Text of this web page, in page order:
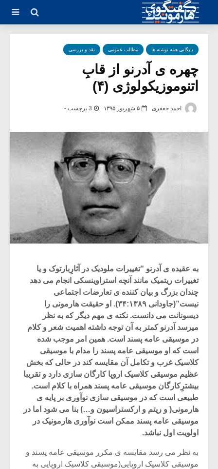
بایگانی همه نوشته ها مطالب عمومی نقد و بررسی
چهره ی آدرنو از قابِ
اتنوموزیکولوژی (۴)
احمد جعفری ۵ شهریور ۱۳۹۵ 3 برچسب -
به عقیده ی آدرنو “تغییرات ملودیک در آثارِبارتوک و یا
تغییرات ریتمیک مانند آنچه استراوینسکی انجام می دهد
چندان بزرگ و بیان کننده ی تعارضات اجتماعی
نیست”(جاودانی ۳۴:۱۳۸۹). او حقیقت هارمونی را
دیسونانت می دانست. نکته ی مهم دیگر که به نظر
میرسد آدرنو کمتر به آن توجه داشته اهمیت شعر و کلام
در موسیقی عامه پسند است. همین امر موجب شده
است که او موسیقی عامه پسند را مدام با موسیقی
کلاسیک غرب و تکامل آن مقایسه کند در حالی که بخش
عظیم موسیقی کلاسیک اروپا کارگان سازی دارد و تقریبا
بیشترِکارگان موسیقی عامه پسند همراه با کلام است.
طبیعی است که در موسیقی سازی نوآوری بر پایه ی
هارمونی( و ریتم و ارکستراسیون و…) بنا می شود اما در
موسیقی عامه پسند ممکن است نوآوری هارمونیک در
اولویت اول نباشد.
به نظر می رسد مقایسه ی مکرر موسیقی عامه پسند و
موسیقی کلاسیک اروپایی(موسیقی کلاسیک اروپایی به